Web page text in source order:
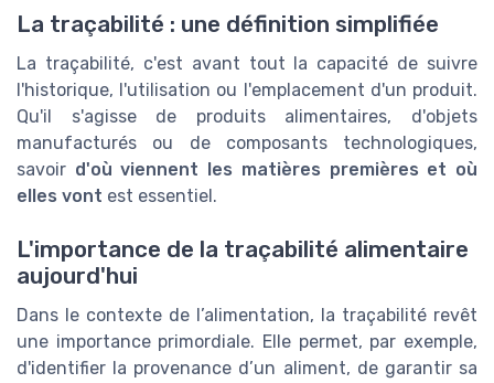
La traçabilité : une définition simplifiée
La traçabilité, c'est avant tout la capacité de suivre
l'historique, l'utilisation ou l'emplacement d'un produit.
Qu'il s'agisse de produits alimentaires, d'objets
manufacturés ou de composants technologiques,
savoir d'où viennent les matières premières et où
elles vont est essentiel.
L'importance de la traçabilité alimentaire
aujourd'hui
Dans le contexte de l’alimentation, la traçabilité revêt
une importance primordiale. Elle permet, par exemple,
d'identifier la provenance d’un aliment, de garantir sa